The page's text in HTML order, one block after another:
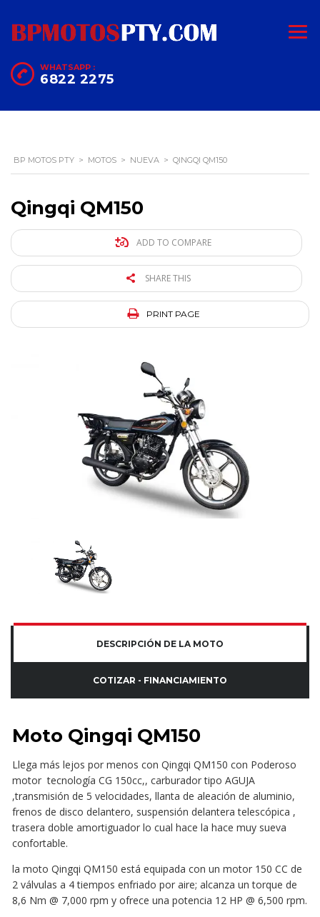
WHATSAPP :
6822 2275
BP MOTOS PTY > MOTOS > NUEVA > QINGQI QM150
Qingqi QM150
ADD TO COMPARE
SHARE THIS
PRINT PAGE
DESCRIPCIÓN DE LA MOTO
COTIZAR - FINANCIAMIENTO
Moto Qingqi QM150
Llega más lejos por menos con Qingqi QM150 con Poderoso
motor tecnología CG 150cc,, carburador tipo AGUJA
,transmisión de 5 velocidades, llanta de aleación de aluminio,
frenos de disco delantero, suspensión delantera telescópica ,
trasera doble amortiguador lo cual hace la hace muy sueva
confortable.
la moto Qingqi QM150 está equipada con un motor 150 CC de
2 válvulas a 4 tiempos enfriado por aire; alcanza un torque de
8,6 Nm @ 7,000 rpm y ofrece una potencia 12 HP @ 6,500 rpm.